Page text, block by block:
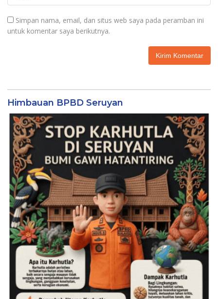
Simpan nama, email, dan situs web saya pada peramban ini
untuk komentar saya berikutnya.
Himbauan BPBD Seruyan